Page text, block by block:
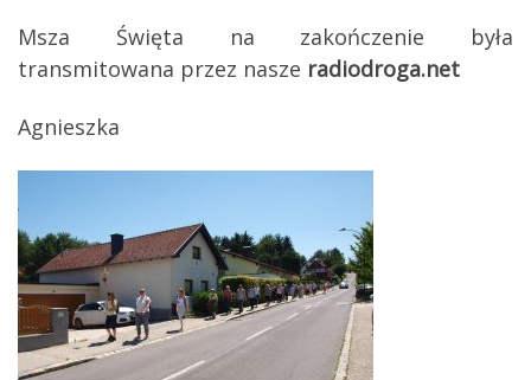
Msza Święta na zakończenie była
transmitowana przez nasze radiodroga.net
Agnieszka